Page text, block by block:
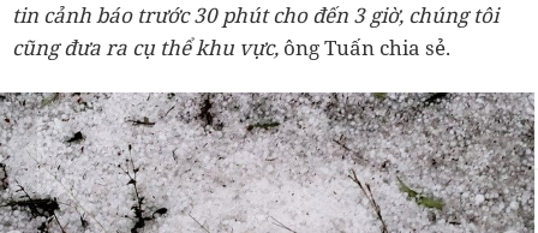
tin cảnh báo trước 30 phút cho đến 3 giờ, chúng tôi
cũng đưa ra cụ thể khu vực, ông Tuấn chia sẻ.